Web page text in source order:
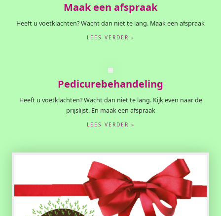
Maak een afspraak
Heeft u voetklachten? Wacht dan niet te lang. Maak een afspraak
LEES VERDER »
Pedicurebehandeling
Heeft u voetklachten? Wacht dan niet te lang. Kijk even naar de
prijslijst. En maak een afspraak
LEES VERDER »